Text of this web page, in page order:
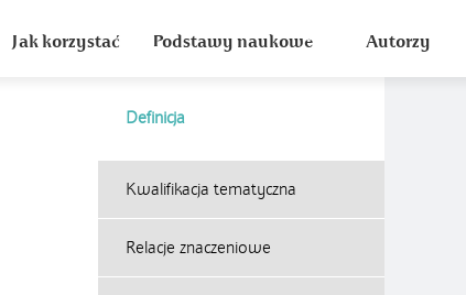
Jak korzystać Podstawy naukowe Autorzy
Definicja
Kwalifikacja tematyczna
Relacje znaczeniowe